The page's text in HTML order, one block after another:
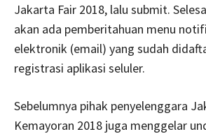
Jakarta Fair 2018, lalu submit.
akan ada pemberitahuan menu
elektronik (email) yang sudah
registrasi aplikasi seluler.
Sebelumnya pihak penyelenggara
Kemayoran 2018 juga menggelar